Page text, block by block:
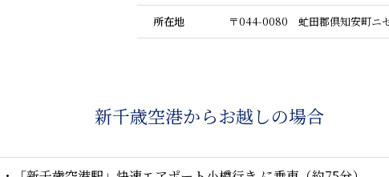
所在地 〒044-0080 虻田郡倶知安町ニ
新千歳空港からお越しの場合